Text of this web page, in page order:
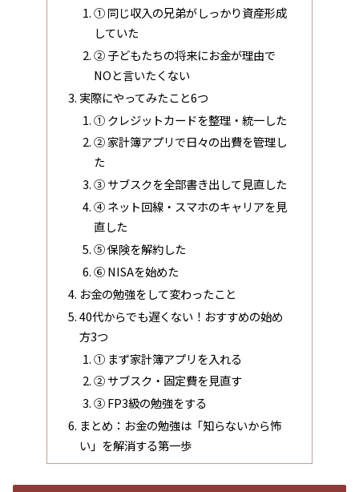
① 同じ収入の兄弟がしっかり資産形成
していた
② 子どもたちの将来にお金が理由で
NOと言いたくない
実際にやってみたこと6つ
① クレジットカードを整理・統一した
② 家計簿アプリで日々の出費を管理し
た
③ サブスクを全部書き出して見直した
④ ネット回線・スマホのキャリアを見
直した
⑤ 保険を解約した
⑥ NISAを始めた
お金の勉強をして変わったこと
40代からでも遅くない！おすすめの始め
方3つ
① まず家計簿アプリを入れる
② サブスク・固定費を見直す
③ FP3級の勉強をする
まとめ：お金の勉強は「知らないから怖
い」を解消する第一歩